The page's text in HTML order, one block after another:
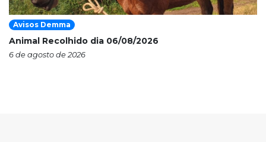
Avisos Demma
Animal Recolhido dia 06/08/2026
6 de agosto de 2026